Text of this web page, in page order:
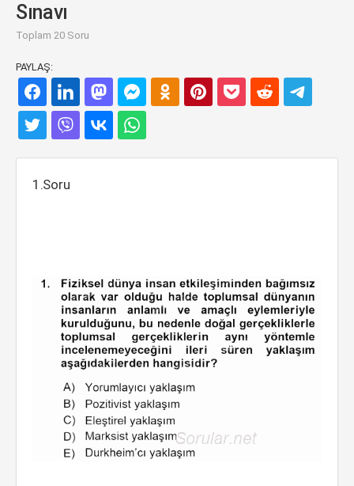
Sınavı
Toplam 20 Soru
PAYLAŞ:
1.Soru